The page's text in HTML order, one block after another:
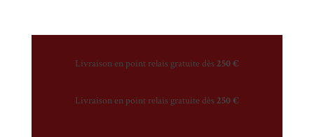
Livraison en point relais gratuite dès250 €
Livraison en point relais gratuite dès250 €